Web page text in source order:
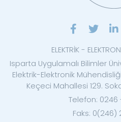
ELEKTRİK -
Isparta Uygulamalı Bilimler
Elektrik-Elektronik
Keçeci Mahallesi 129.
Telefon: 0246
Faks: 0(246)